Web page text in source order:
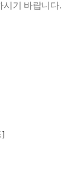
시기 바랍니다.
]